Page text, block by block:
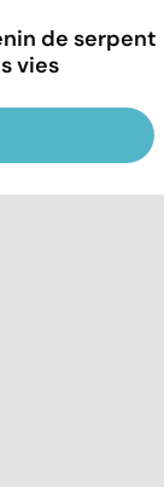
de serpent
vies